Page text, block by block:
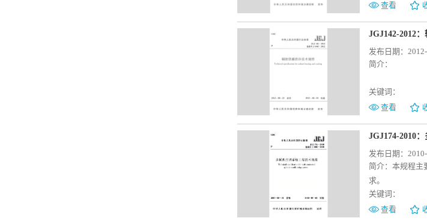
查看
JGJ142-2012
发布日期：
简介：
关键词：
查看
JGJ174-2010
发布日期：
简介： 本规程主
求。
关键词：
查看